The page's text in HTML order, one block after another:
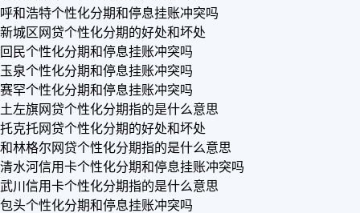
呼和浩特个性化分期和停息挂账冲突吗
新城区网贷个性化分期的好处和坏处
回民个性化分期和停息挂账冲突吗
玉泉个性化分期和停息挂账冲突吗
赛罕个性化分期和停息挂账冲突吗
土左旗网贷个性化分期指的是什么意思
托克托网贷个性化分期的好处和坏处
和林格尔网贷个性化分期指的是什么意思
清水河信用卡个性化分期和停息挂账冲突吗
武川信用卡个性化分期指的是什么意思
包头个性化分期和停息挂账冲突吗